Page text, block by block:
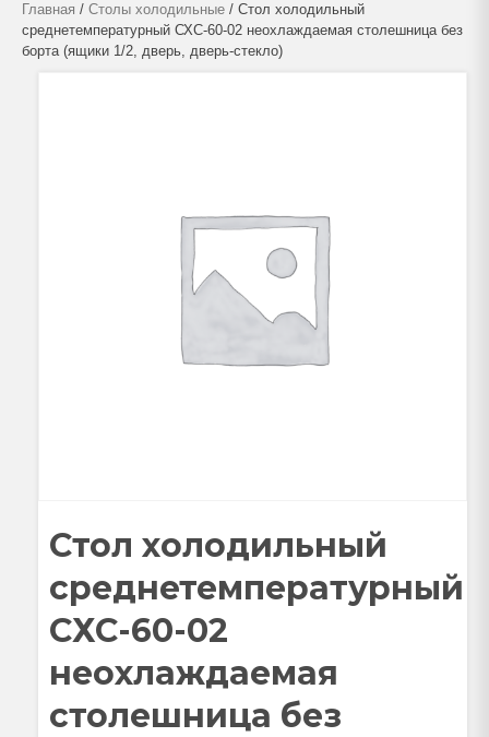
Главная / Столы холодильные / Стол холодильный
среднетемпературный СХС-60-02 неохлаждаемая столешница без
борта (ящики 1/2, дверь, дверь-стекло)
Стол холодильный
среднетемпературный
СХС-60-02
неохлаждаемая
столешница без